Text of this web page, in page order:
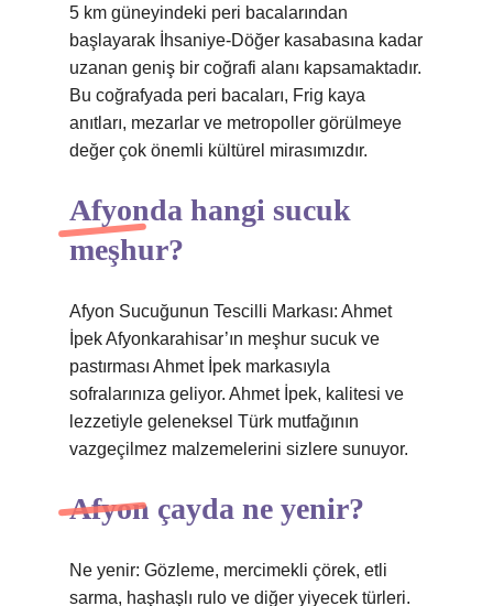
5 km güneyindeki peri bacalarından
başlayarak İhsaniye-Döğer kasabasına kadar
uzanan geniş bir coğrafi alanı kapsamaktadır.
Bu coğrafyada peri bacaları, Frig kaya
anıtları, mezarlar ve metropoller görülmeye
değer çok önemli kültürel mirasımızdır.
Afyonda hangi sucuk
meşhur?
Afyon Sucuğunun Tescilli Markası: Ahmet
İpek Afyonkarahisar’ın meşhur sucuk ve
pastırması Ahmet İpek markasıyla
sofralarınıza geliyor. Ahmet İpek, kalitesi ve
lezzetiyle geleneksel Türk mutfağının
vazgeçilmez malzemelerini sizlere sunuyor.
Afyon çayda ne yenir?
Ne yenir: Gözleme, mercimekli çörek, etli
sarma, haşhaşlı rulo ve diğer yiyecek türleri.